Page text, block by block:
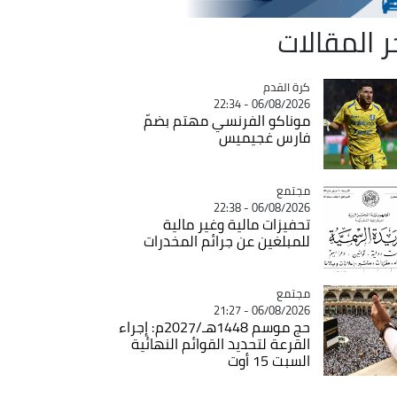
المقالات
Catégorie
كرة القدم
06/08/2026 - 22:34
موناكو الفرنسي مهتم بضمّ
فارس غجيميس
Catégorie
مجتمع
06/08/2026 - 22:38
تحفيزات مالية وغير مالية
للمبلغين عن جرائم المخدرات
Catégorie
مجتمع
06/08/2026 - 21:27
حج موسم 1448هـ/2027م: إجراء
القرعة لتحديد القوائم النهائية
السبت 15 أوت